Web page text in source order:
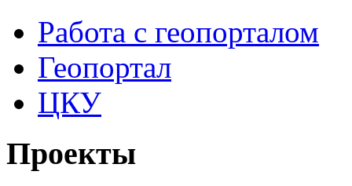
Работа с геопорталом
Геопортал
ЦКУ
Проекты